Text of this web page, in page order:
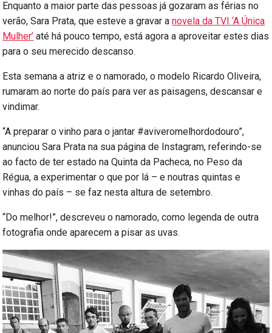
Enquanto a maior parte das pessoas já gozaram as férias no
verão, Sara Prata, que esteve a gravar anovela da TVI ‘A Única
Mulher’ até há pouco tempo, está agora a aproveitar estes dias
para o seu merecido descanso.
Esta semana a atriz e o namorado, o modelo Ricardo Oliveira,
rumaram ao norte do país para ver as paisagens, descansar e
vindimar.
“A preparar o vinho para o jantar #aviveromelhordodouro”,
anunciou Sara Prata na sua página de Instagram, referindo-se
ao facto de ter estado na Quinta da Pacheca, no Peso da
Régua, a experimentar o que por lá – e noutras quintas e
vinhas do país – se faz nesta altura de setembro.
“Do melhor!”, descreveu o namorado, como legenda de outra
fotografia onde aparecem a pisar as uvas.